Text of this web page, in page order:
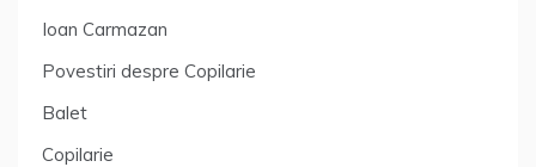
Ioan Carmazan
Povestiri despre Copilarie
Balet
Copilarie